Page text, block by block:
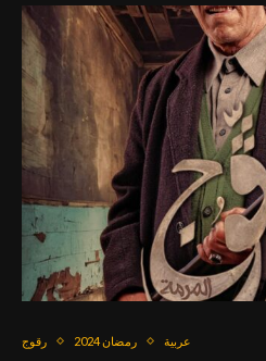
رقوج رمضان 2024 عربية